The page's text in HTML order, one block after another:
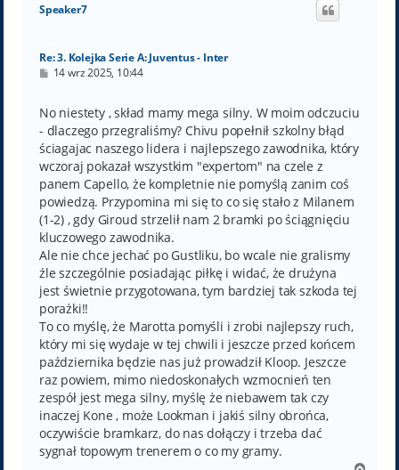
Speaker7
Re: 3. Kolejka Serie A: Juventus - Inter
P
t
14 wrz 2025, 10:44
No niestety , skład mamy mega silny. W moim odczuciu
- dlaczego przegraliśmy? Chivu popełnił szkolny błąd
ściagajac naszego lidera i najlepszego zawodnika, który
wczoraj pokazał wszystkim "expertom" na czele z
panem Capello, że kompletnie nie pomyślą zanim coś
powiedzą. Przypomina mi się to co się stało z Milanem
(1-2) , gdy Giroud strzelił nam 2 bramki po ściągnięciu
kluczowego zawodnika.
Ale nie chce jechać po Gustliku, bo wcale nie gralismy
źle szczególnie posiadając piłkę i widać, że drużyna
jest świetnie przygotowana, tym bardziej tak szkoda tej
porażki!!
To co myślę, że Marotta pomyśli i zrobi najlepszy ruch,
który mi się wydaje w tej chwili i jeszcze przed końcem
października będzie nas już prowadził Kloop. Jeszcze
raz powiem, mimo niedoskonałych wzmocnień ten
zespół jest mega silny, myślę że niebawem tak czy
inaczej Kone , może Lookman i jakiś silny obrońca,
oczywiście bramkarz, do nas dołączy i trzeba dać
sygnał topowym trenerem o co my gramy.